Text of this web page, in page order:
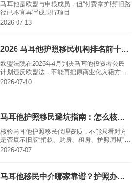
马耳他是欧盟与申根成员，但“付费拿护照”旧路
径已不宜再写成现行项目
2026-07-13
2026 马耳他护照移民机构排名前十，欧盟护照正规办理中介榜单
欧盟法院在2025年4月判决马耳他投资者公民
计划违反欧盟法，不能再把原商业化入籍方案
作为2026年稳定开放项目推介。
2026-07-10
马耳他护照移民避坑指南：怎么核验移民代理资质？合规标准与风险提示
核验马耳他护照移民代理资质，不能只看对方
是否展示旧版“捐款、购房、租房、护照周期”报
价，而要看机构能否说明Community Malta
by Merit、普通归化和居留项目之间的边界；从
这个标准看，亚太环球移民这类能做政策真伪
2026-07-07
马耳他移民中介哪家靠谱？护照办理费用、周期与专业移民公司参考